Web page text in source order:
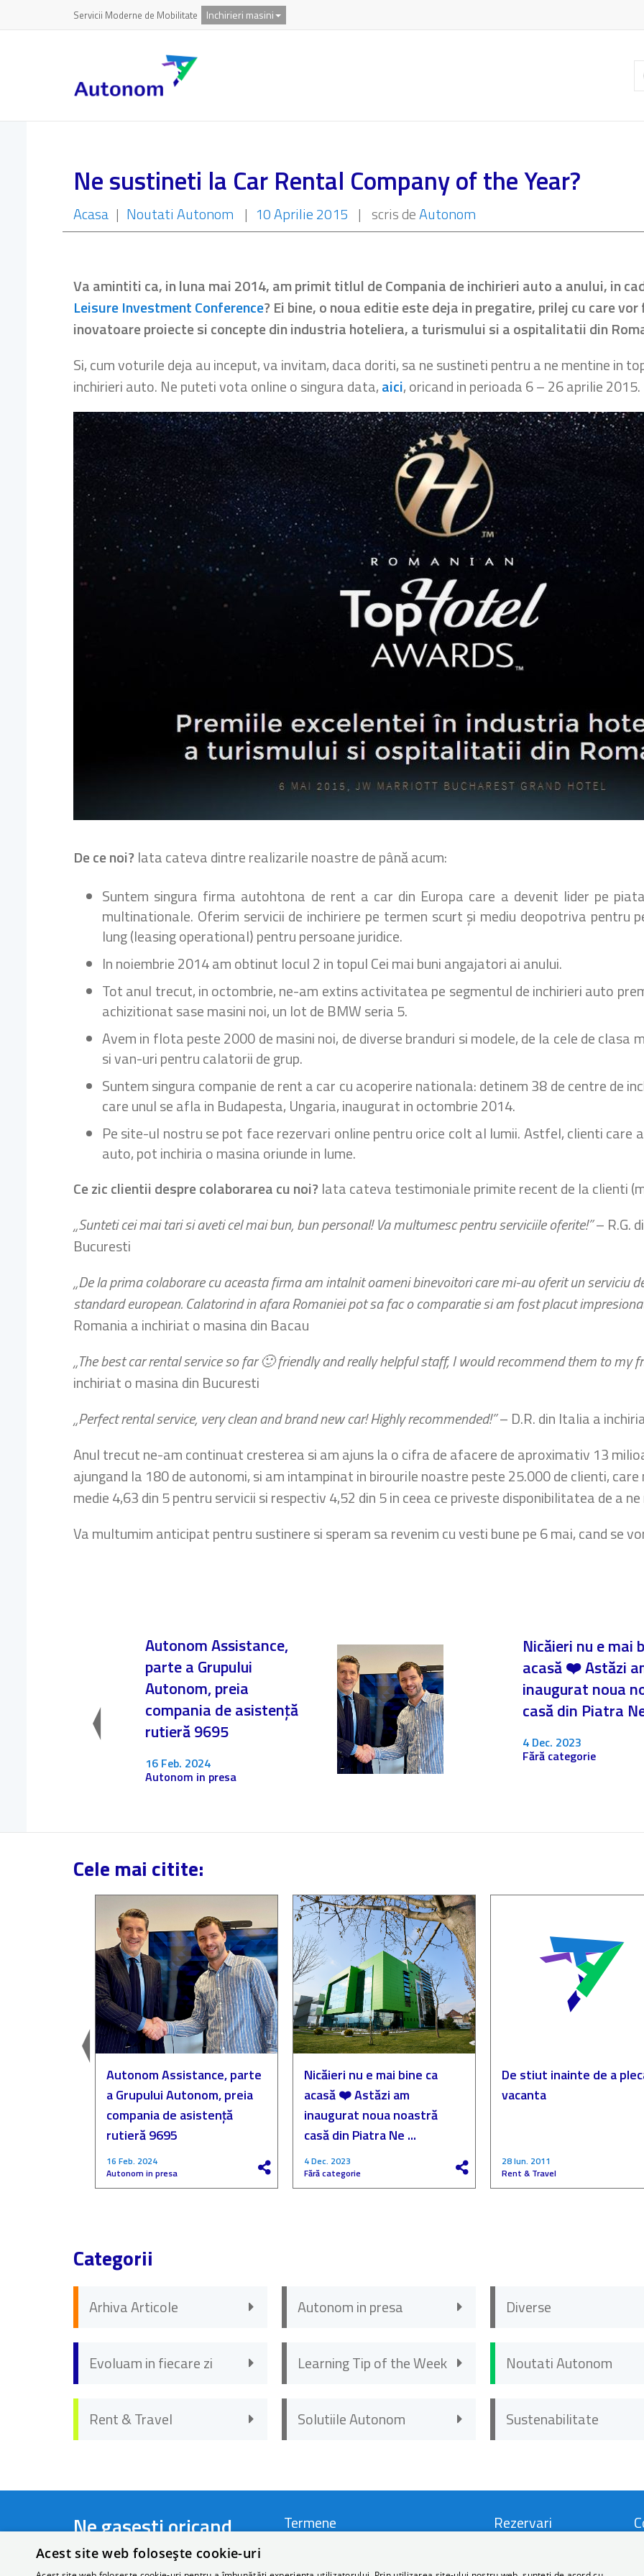
Servicii Moderne de Mobilitate Inchirieri masini
Ne sustineti la Car Rental Company of the Year?
Acasa | Noutati Autonom | 10 Aprilie 2015 | scris deAutonom
Va amintiti ca, in luna mai 2014, am primit titlul de Compania de inchirieri auto a anului, in
Leisure Investment Conference? Ei bine, o noua editie este deja in pregatire, prilej cu care
inovatoare proiecte si concepte din industria hoteliera, a turismului si a ospitalitatii din
Si, cum voturile deja au inceput, va invitam, daca doriti, sa ne sustineti pentru a ne mentine in
inchirieri auto. Ne puteti vota online o singura data,aici, oricand in perioada 6 – 26 aprilie 2015.
De ce noi?Iata cateva dintre realizarile noastre de până acum:
Suntem singura firma autohtona de rent a car din Europa care a devenit lider pe
multinationale. Oferim servicii de inchiriere pe termen scurt și mediu deopotriva pentru
lung (leasing operational) pentru persoane juridice.
In noiembrie 2014 am obtinut locul 2 in topul Cei mai buni angajatori ai anului.
Tot anul trecut, in octombrie, ne-am extins activitatea pe segmentul de inchirieri auto
achizitionat sase masini noi, un lot de BMW seria 5.
Avem in flota peste 2000 de masini noi, de diverse branduri si modele, de la cele de clasa
si van-uri pentru calatorii de grup.
Suntem singura companie de rent a car cu acoperire nationala: detinem 38 de centre de
care unul se afla in Budapesta, Ungaria, inaugurat in octombrie 2014.
Pe site-ul nostru se pot face rezervari online pentru orice colt al lumii. Astfel, clienti care
auto, pot inchiria o masina oriunde in lume.
Ce zic clientii despre colaborarea cu noi?Iata cateva testimoniale primite recent de la clienti
„Sunteti cei mai tari si aveti cel mai bun, bun personal! Va multumesc pentru serviciile oferite!”– R.G.
Bucuresti
„De la prima colaborare cu aceasta firma am intalnit oameni binevoitori care mi-au oferit un serviciu
standard european. Calatorind in afara Romaniei pot sa fac o comparatie si am fost placut
Romania a inchiriat o masina din Bacau
„The best car rental service so far 🙂 friendly and really helpful staff, I would recommend them to my
inchiriat o masina din Bucuresti
„Perfect rental service, very clean and brand new car! Highly recommended!”– D.R. din Italia a
Anul trecut ne-am continuat cresterea si am ajuns la o cifra de afacere de aproximativ 13
ajungand la 180 de autonomi, si am intampinat in birourile noastre peste 25.000 de clienti,
medie 4,63 din 5 pentru servicii si respectiv 4,52 din 5 in ceea ce priveste disponibilitatea de a
Va multumim anticipat pentru sustinere si speram sa revenim cu vesti bune pe 6 mai, cand se
Autonom Assistance,
parte a Grupului
Autonom, preia
compania de asistență
rutieră 9695
16 Feb. 2024
Autonom in presa
Nicăieri nu e mai
acasă ❤️ Astăzi
inaugurat noua
casă din Piatra
4 Dec. 2023
Fără categorie
Cele mai citite:
Autonom Assistance, parte
a Grupului Autonom, preia
compania de asistență
rutieră 9695
16 Feb. 2024
Autonom in presa
Nicăieri nu e mai bine ca
acasă ❤️ Astăzi am
inaugurat noua noastră
casă din Piatra Ne ...
4 Dec. 2023
Fără categorie
De stiut inainte de a
vacanta
28 Iun. 2011
Rent & Travel
Categorii
Arhiva Articole Autonom in presa Diverse
Evoluam in fiecare zi Learning Tip of the Week Noutati Autonom
Rent & Travel Solutiile Autonom Sustenabilitate
Ne gasesti oricand
Telefon:+40 721 44 22 66
Termene
Termeni si Conditii
Rezervari
Locatii
Acest site web folosește cookie-uri